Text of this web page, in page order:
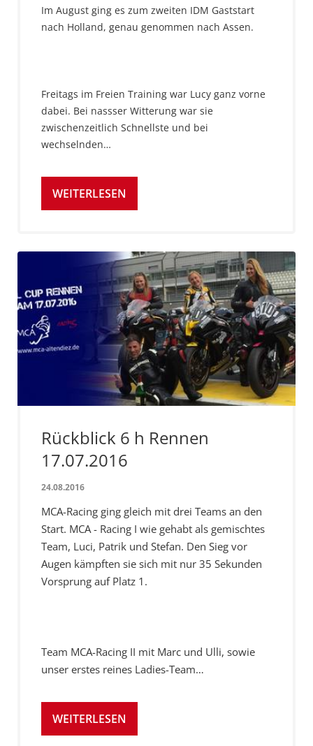
Im August ging es zum zweiten IDM Gaststart
nach Holland, genau genommen nach Assen.
Freitags im Freien Training war Lucy ganz vorne
dabei. Bei nassser Witterung war sie
zwischenzeitlich Schnellste und bei
wechselnden…
WEITERLESEN
Rückblick 6 h Rennen
17.07.2016
24.08.2016
MCA-Racing ging gleich mit drei Teams an den
Start. MCA - Racing I wie gehabt als gemischtes
Team, Luci, Patrik und Stefan. Den Sieg vor
Augen kämpften sie sich mit nur 35 Sekunden
Vorsprung auf Platz 1.
Team MCA-Racing II mit Marc und Ulli, sowie
unser erstes reines Ladies-Team…
WEITERLESEN